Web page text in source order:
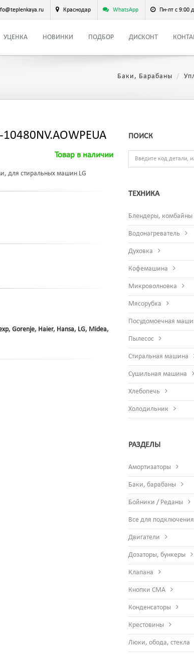
Краснодар WhatsApp Пн-пт с 9:00
УЦЕНКА НОВИНКИ ПОДБОР ДИСКОНТ
Баки, Барабаны
Товар в наличии
для стиральных машин LG
, Gorenje, Haier, Hansa, LG, Midea,
ПОИСК
ТЕХНИКА
Блендеры, комбайны
Водонагреватель
Духовка
Кофемашина
Микроволновка
Мясорубка
Посудомоечная
Пылесос
Стиральная машина
Сушильная машина
Хлебопечь
Холодильник
РАЗДЕЛЫ
Амортизаторы
Баки, барабаны
Бойники / Реданы
Все для подключения
Двигатели
Дозаторы, бункеры
Клапана
Кнопки СМА
Конденсаторы
Крестовины
Люки, обода, стекла